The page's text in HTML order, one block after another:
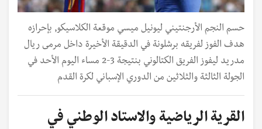
حسم النجم الأرجنتيني ليونيل ميسي موقعة الكلاسيكو, بإحرازه
هدف الفوز لفريقه برشلونة في الدقيقة الأخيرة داخل مرمى ريال
مدريد ليفوز الفريق الكتالوني بنتيجة 3-2 مساء اليوم الأحد في
الجولة الثالثة والثلاثين من الدوري الإسباني لكرة القدم
القرية الرياضية والاستاد الوطني في